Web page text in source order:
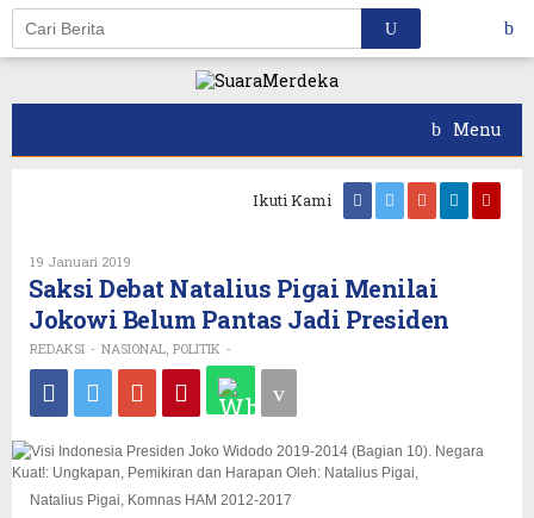
Skip
content
Menu
Ikuti Kami
19 Januari 2019
REDAKSI
Saksi Debat Natalius Pigai Menilai
Jokowi Belum Pantas Jadi Presiden
REDAKSI - NASIONAL POLITIK -
Natalius Pigai, Komnas HAM 2012-2017